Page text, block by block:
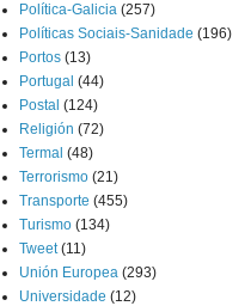
Política-Galicia (257)
Políticas Sociais-Sanidade (196)
Portos (13)
Portugal (44)
Postal (124)
Religión (72)
Termal (48)
Terrorismo (21)
Transporte (455)
Turismo (134)
Tweet (11)
Unión Europea (293)
Universidade (12)